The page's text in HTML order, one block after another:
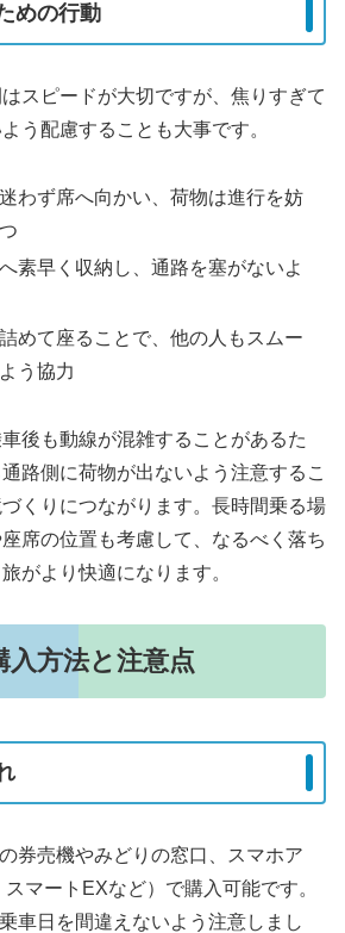
めの行動
スピードが大切ですが、焦りすぎて
う配慮することも大事です。
わず席へ向かい、荷物は進行を妨
素早く収納し、通路を塞がないよ
めて座ることで、他の人もスムー
う協力
後も動線が混雑することがあるた
路側に荷物が出ないよう注意するこ
くりにつながります。長時間乗る場
席の位置も考慮して、なるべく落ち
がより快適になります。
入方法と注意点
の券売機やみどりの窓口、スマホア
マートEXなど）で購入可能です。
車日を間違えないよう注意しまし